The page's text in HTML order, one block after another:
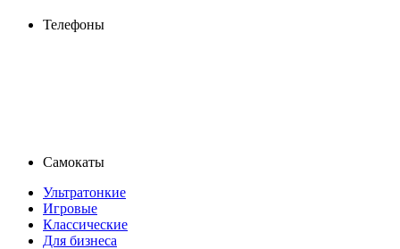
Телефоны
Самокаты
Ультратонкие
Игровые
Классические
Для бизнеса